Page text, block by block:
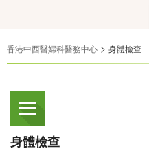
香港中西醫婦科醫務中心 > 身體檢查
身體檢查